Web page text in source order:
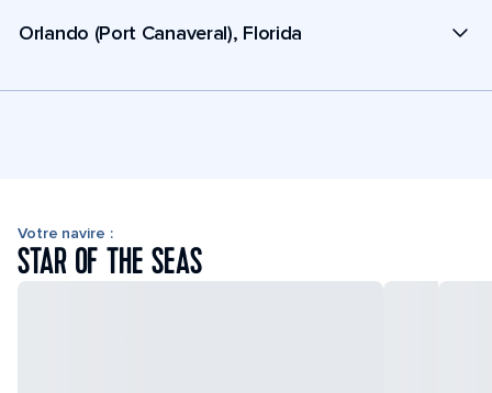
Orlando (Port Canaveral), Florida
Votre navire :
STAR OF THE SEAS